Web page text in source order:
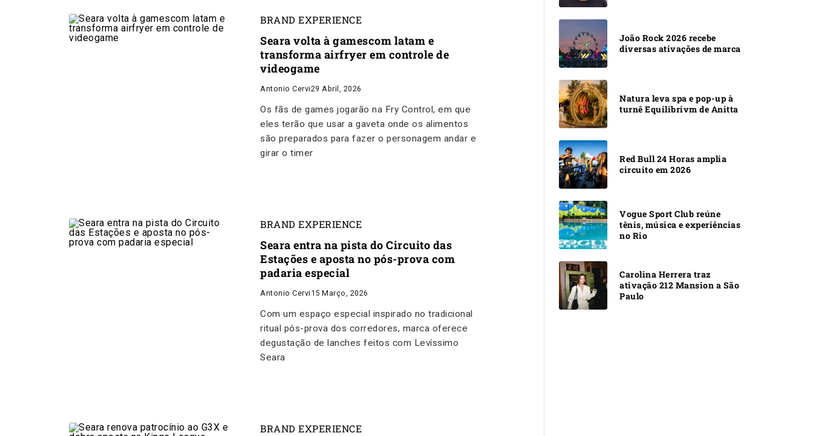
BRAND EXPERIENCE
Seara volta à gamescom latam e
transforma airfryer em controle de
videogame
Antonio Cervi29 Abril, 2026
Os fãs de games jogarão na Fry Control, em que
eles terão que usar a gaveta onde os alimentos
são preparados para fazer o personagem andar e
girar o timer
BRAND EXPERIENCE
Seara entra na pista do Circuito das
Estações e aposta no pós-prova com
padaria especial
Antonio Cervi 15 Março, 2026
Com um espaço especial inspirado no tradicional
ritual pós-prova dos corredores, marca oferece
degustação de lanches feitos com Levíssimo
Seara
BRAND EXPERIENCE
João Rock 2026 recebe
diversas ativações de marca
Natura leva spa e pop-up à
turnê Equilibrivm de Anitta
Red Bull 24 Horas amplia
circuito em 2026
Vogue Sport Club reúne
tênis, música e experiências
no Rio
Carolina Herrera traz
ativação 212 Mansion a São
Paulo